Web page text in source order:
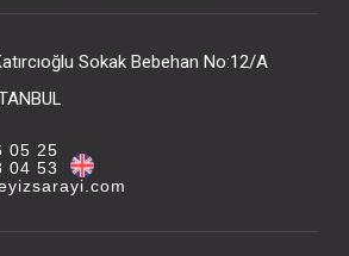
Sokak Bebehan No:12/A
05 25
04 53